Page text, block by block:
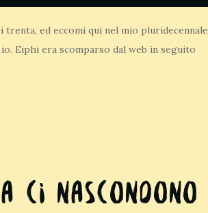
ed eccomi qui nel mio pluridecennale
Eiphi era scomparso dal web in seguito
NASCONDONO